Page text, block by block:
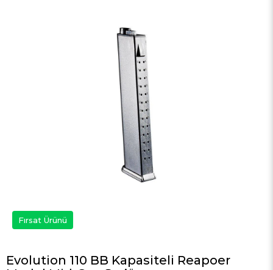
Fırsat Ürünü
Evolution 110 BB Kapasiteli Reapoer